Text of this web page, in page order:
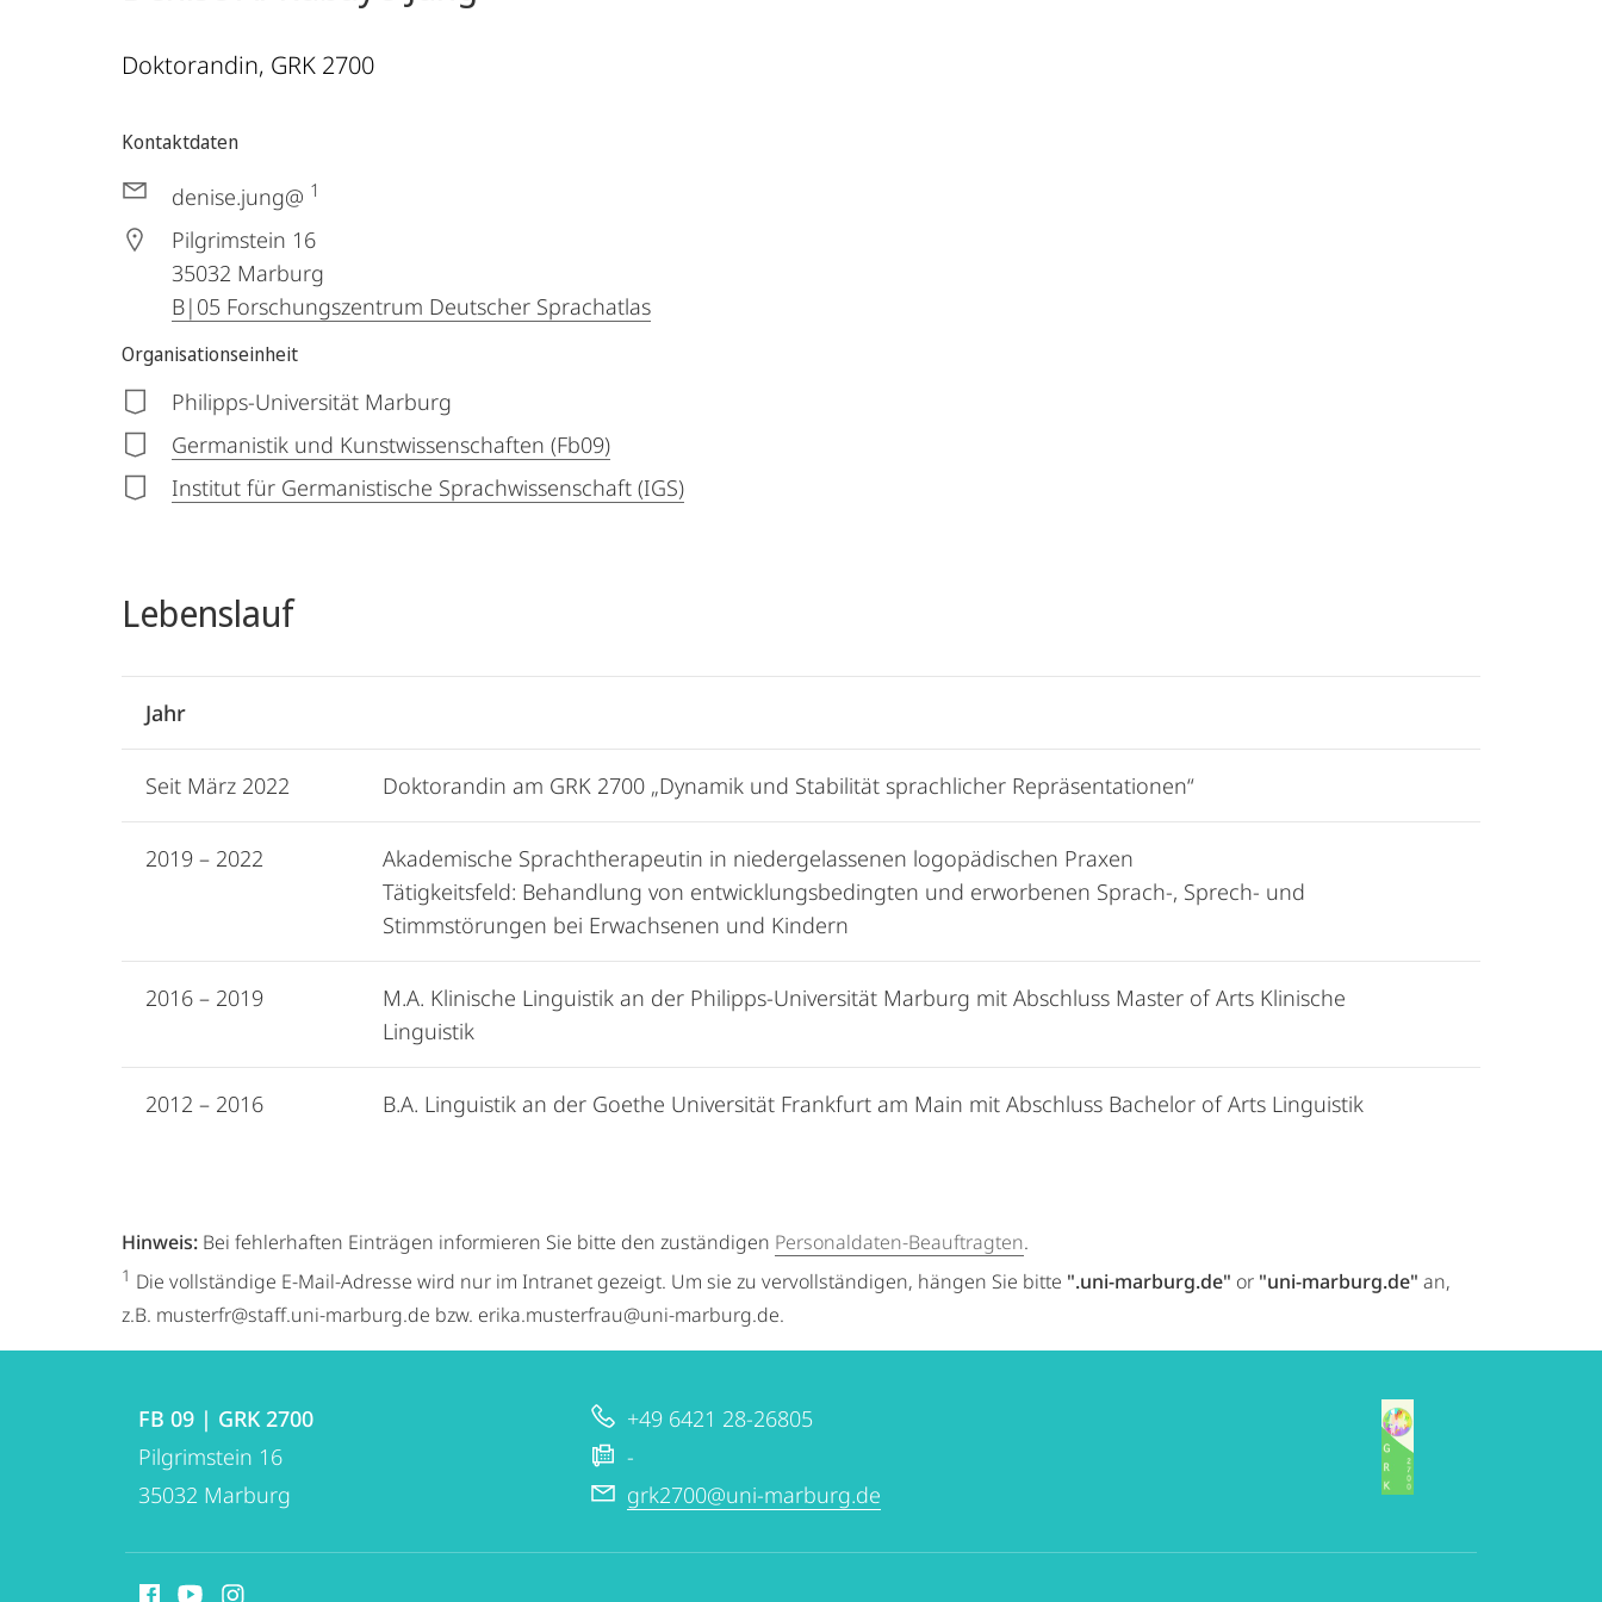
Doktorandin, GRK 2700
Kontaktdaten
denise.jung@ 1
Pilgrimstein 16
35032 Marburg
B|05 Forschungszentrum Deutscher Sprachatlas
Organisationseinheit
Philipps-Universität Marburg
Germanistik und Kunstwissenschaften (Fb09)
Institut für Germanistische Sprachwissenschaft (IGS)
Lebenslauf
Jahr
Seit März 2022 Doktorandin am GRK 2700 „Dynamik und Stabilität sprachlicher Repräsentationen“
2019 – 2022
Akademische Sprachtherapeutin in niedergelassenen logopädischen Praxen
Tätigkeitsfeld: Behandlung von entwicklungsbedingten und erworbenen Sprach-, Sprech- und
Stimmstörungen bei Erwachsenen und Kindern
2016 – 2019
M.A. Klinische Linguistik an der Philipps-Universität Marburg mit Abschluss Master of Arts Klinische
Linguistik
2012 – 2016 B.A. Linguistik an der Goethe Universität Frankfurt am Main mit Abschluss Bachelor of Arts Linguistik
Hinweis: Bei fehlerhaften Einträgen informieren Sie bitte den zuständigen Personaldaten-Beauftragten.
1 Die vollständige E-Mail-Adresse wird nur im Intranet gezeigt. Um sie zu vervollständigen, hängen Sie bitte ".uni-marburg.de" or "uni-marburg.de" an,
z.B. musterfr@staff.uni-marburg.de bzw. erika.musterfrau@uni-marburg.de.
Informationen
Kontaktinformationen
FB
09
GRK
FB 09 | GRK 2700
Pilgrimstein 16
35032 Marburg
+49 6421 28-26805
-
grk2700@uni-marburg.de